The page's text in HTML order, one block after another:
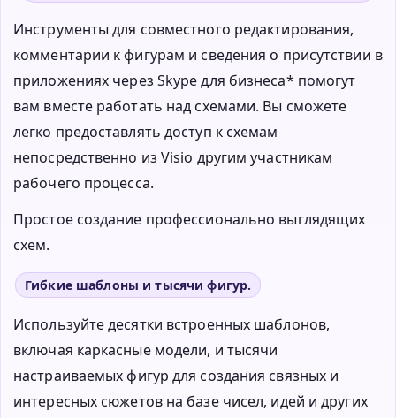
Инструменты для совместного редактирования,
комментарии к фигурам и сведения о присутствии в
приложениях через Skype для бизнеса* помогут
вам вместе работать над схемами. Вы сможете
легко предоставлять доступ к схемам
непосредственно из Visio другим участникам
рабочего процесса.
Простое создание профессионально выглядящих
схем.
Гибкие шаблоны и тысячи фигур.
Используйте десятки встроенных шаблонов,
включая каркасные модели, и тысячи
настраиваемых фигур для создания связных и
интересных сюжетов на базе чисел, идей и других